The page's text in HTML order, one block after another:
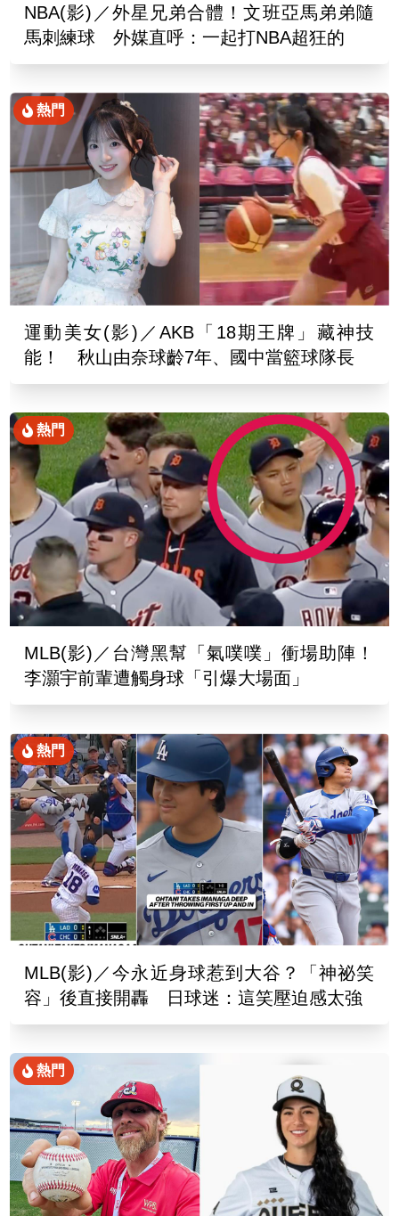
NBA(影)／外星兄弟合體！文班亞馬弟弟隨
馬刺練球 外媒直呼：一起打NBA超狂的
熱門
運動美女(影)／AKB「18期王牌」藏神技
能！ 秋山由奈球齡7年、國中當籃球隊長
熱門
MLB(影)／台灣黑幫「氣噗噗」衝場助陣！
李灝宇前輩遭觸身球「引爆大場面」
熱門
MLB(影)／今永近身球惹到大谷？「神祕笑
容」後直接開轟 日球迷：這笑壓迫感太強
熱門